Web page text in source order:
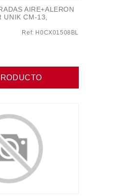
AIRE+ALERON
UNIK CM-13,
Ref: H0CX01508BL